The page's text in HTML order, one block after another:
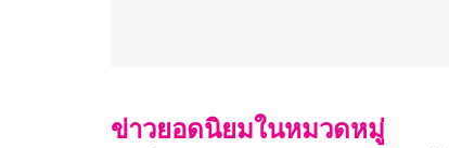
ข่าวยอดนิยมในหมวดหมู่